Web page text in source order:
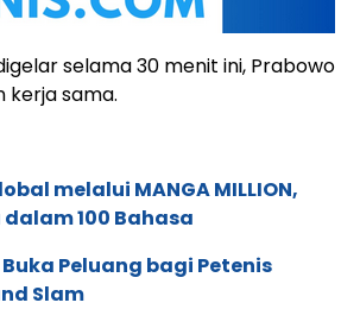
selama 30 menit ini, Prabowo
kerja sama.
melalui MANGA MILLION,
100 Bahasa
Peluang bagi Petenis
Slam